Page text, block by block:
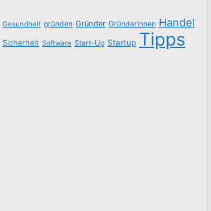
Gesundheit gründen Gründer Gründerinnen Handel
Sicherheit Software Start-Up Startup Tipps